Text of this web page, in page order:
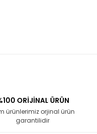
ORİJİNAL ÜRÜN
ürünlerimiz orjinal ürün
garantilidir